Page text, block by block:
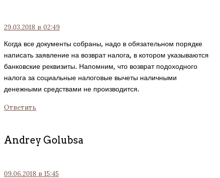
29.03.2018 в 02:49
Когда все документы собраны, надо в обязательном порядке
написать заявление на возврат налога, в котором указываются
банковские реквизиты. Напомним, что возврат подоходного
налога за социальные налоговые вычеты наличными
денежными средствами не производится.
Ответить
Andrey Golubsa
09.06.2018 в 15:45